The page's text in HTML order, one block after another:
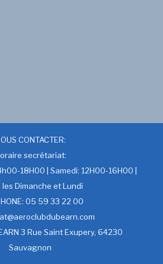
CONTACTER:
secrétariat:
18H00 | Samedi: 12H00-16H00 |
les Dimanche et Lundi
05 59 33 22 00
3 Rue Saint Exupery, 64230
Sauvagnon